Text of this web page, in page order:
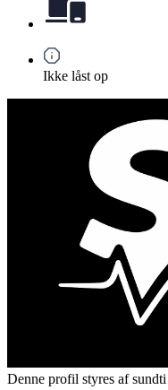
Ikke låst op
Denne profil styres af sundti